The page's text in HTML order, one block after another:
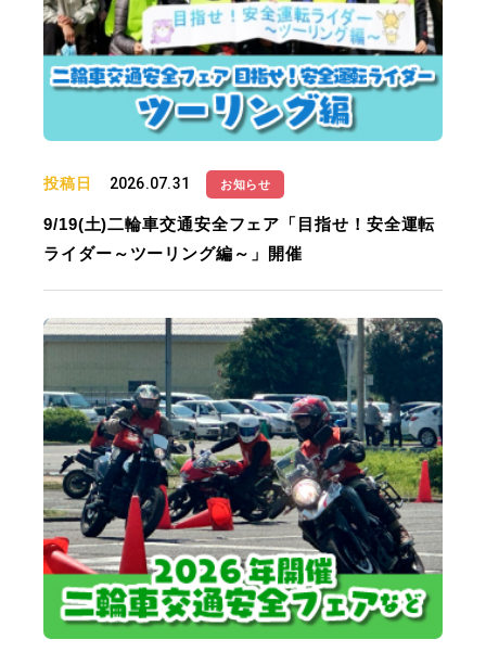
投稿日 2026.07.31 お知らせ
9/19(土)二輪車交通安全フェア「目指せ！安全運転
ライダー～ツーリング編～」開催